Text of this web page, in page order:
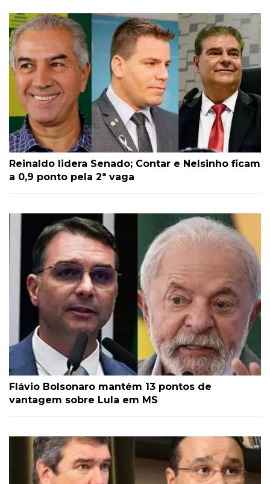
Reinaldo lidera Senado; Contar e Nelsinho ficam
a 0,9 ponto pela 2ª vaga
Flávio Bolsonaro mantém 13 pontos de
vantagem sobre Lula em MS